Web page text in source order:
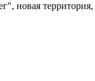
новая территория,